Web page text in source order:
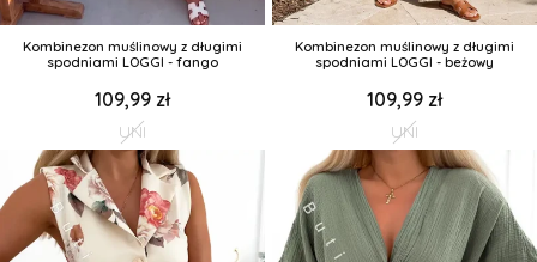
Kombinezon muślinowy z długimi
spodniami LOGGI - fango
109,99 zł
UNI
Kombinezon muślinowy z długimi
spodniami LOGGI - beżowy
109,99 zł
UNI